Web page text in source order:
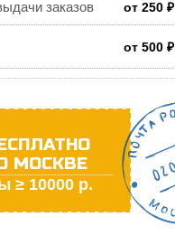
заказов от 250 ₽
от 500 ₽
МОСКВЕ
≥ 10000 р.